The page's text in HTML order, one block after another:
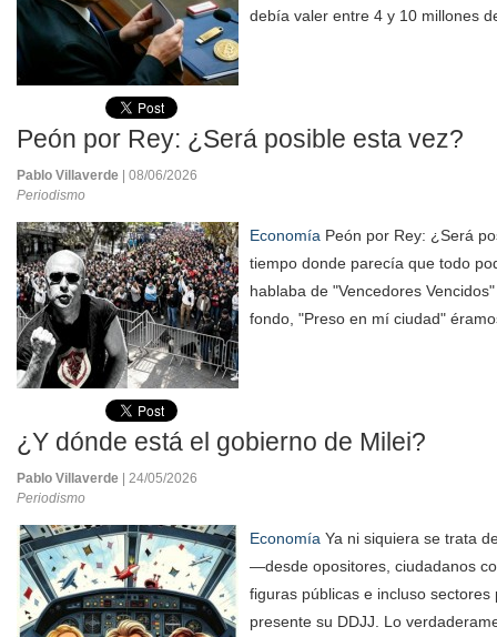
debía valer entre 4 y 10 millones
Peón por Rey: ¿Será posible esta vez?
Pablo Villaverde
| 08/06/2026
Periodismo
Economía Peón por Rey: ¿Será
tiempo donde parecía que todo
hablaba de "Vencedores
fondo, "Preso en mí ciudad"
¿Y dónde está el gobierno de Milei?
Pablo Villaverde
| 24/05/2026
Periodismo
Economía Ya ni siquiera se trata
—desde opositores, ciudadanos
figuras públicas e incluso
presente su DDJJ. Lo